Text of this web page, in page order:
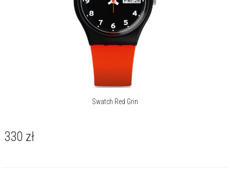
Swatch Red Grin
330 zł